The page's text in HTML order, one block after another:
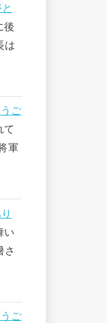
後
は
ご
て
軍
い
さ
ご